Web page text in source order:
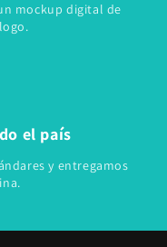
mockup digital de
el país
y entregamos